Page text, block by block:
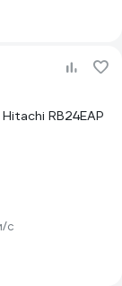
RB24EAP
с